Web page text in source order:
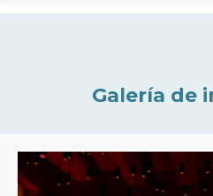
Galería de